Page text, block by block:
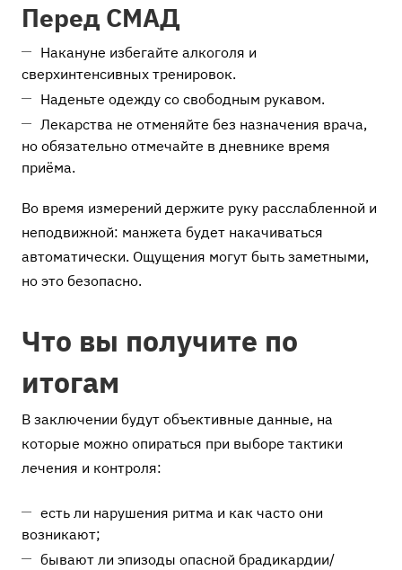
Перед СМАД
Накануне избегайте алкоголя и
сверхинтенсивных тренировок.
Наденьте одежду со свободным рукавом.
Лекарства не отменяйте без назначения врача,
но обязательно отмечайте в дневнике время
приёма.
Во время измерений держите руку расслабленной и
неподвижной: манжета будет накачиваться
автоматически. Ощущения могут быть заметными,
но это безопасно.
Что вы получите по
итогам
В заключении будут объективные данные, на
которые можно опираться при выборе тактики
лечения и контроля:
есть ли нарушения ритма и как часто они
возникают;
бывают ли эпизоды опасной брадикардии/